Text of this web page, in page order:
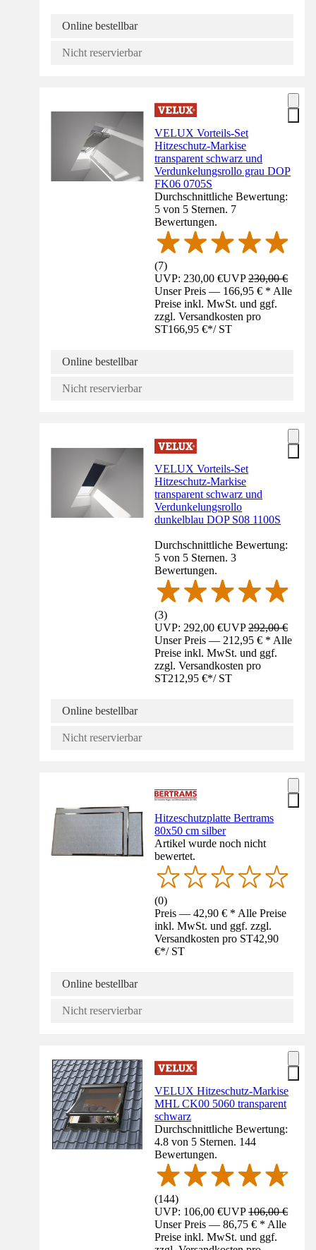
Online bestellbar
Nicht reservierbar
VELUX Vorteils-Set
Hitzeschutz-Markise
transparent schwarz und
Verdunkelungsrollo grau DOP
FK06 0705S
Durchschnittliche Bewertung:
5 von 5 Sternen. 7
Bewertungen.
(7)
UVP: 230,00 €UVP230,00 €
Unser Preis — 166,95 € * Alle
Preise inkl. MwSt. und ggf.
zzgl. Versandkosten pro
ST166,95 €*/ ST
Online bestellbar
Nicht reservierbar
VELUX Vorteils-Set
Hitzeschutz-Markise
transparent schwarz und
Verdunkelungsrollo
dunkelblau DOP S08 1100S
Durchschnittliche Bewertung:
5 von 5 Sternen. 3
Bewertungen.
(3)
UVP: 292,00 €UVP292,00 €
Unser Preis — 212,95 € * Alle
Preise inkl. MwSt. und ggf.
zzgl. Versandkosten pro
ST212,95 €*/ ST
Online bestellbar
Nicht reservierbar
Hitzeschutzplatte Bertrams
80x50 cm silber
Artikel wurde noch nicht
bewertet.
(0)
Preis — 42,90 € * Alle Preise
inkl. MwSt. und ggf. zzgl.
Versandkosten pro ST42,90
€*/ ST
Online bestellbar
Nicht reservierbar
VELUX Hitzeschutz-Markise
MHL CK00 5060 transparent
schwarz
Durchschnittliche Bewertung:
4.8 von 5 Sternen. 144
Bewertungen.
(144)
UVP: 106,00 €UVP106,00 €
Unser Preis — 86,75 € * Alle
Preise inkl. MwSt. und ggf.